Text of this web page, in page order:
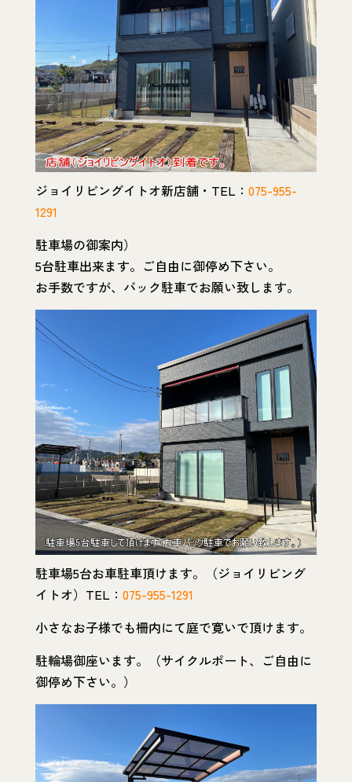
ジョイリビングイトオ新店舗・TEL： 075-955-
1291
駐車場の御案内）
5台駐車出来ます。ご自由に御停め下さい。
お手数ですが、バック駐車でお願い致します。
駐車場5台お車駐車頂けます。（ジョイリビング
イトオ）TEL： 075-955-1291
小さなお子様でも柵内にて庭で寛いで頂けます。
駐輪場御座います。（サイクルポート、ご自由に
御停め下さい。）